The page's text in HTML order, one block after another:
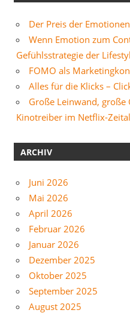
Der Preis der
Wenn Emotion zum
Gefühlsstrategie der
FOMO als
Alles für die Klicks –
Große Leinwand, große
Kinotreiber im Netflix-
ARCHIV
Juni 2026
Mai 2026
April 2026
Februar 2026
Januar 2026
Dezember 2025
Oktober 2025
September 2025
August 2025